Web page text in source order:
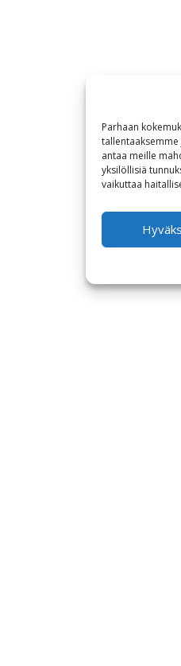
Parhaan
antaa meille
yksilöllisiä
vaikuttaa